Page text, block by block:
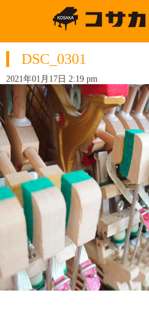
DSC_0301
2021年01月17日 2:19 pm